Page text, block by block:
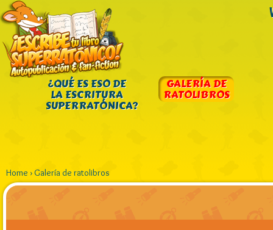
¿QUÉ ES ESO DE
LA ESCRITURA
SUPERRATÓNICA?
GALERÍA DE
RATOLIBROS
Home › Galería de ratolibros